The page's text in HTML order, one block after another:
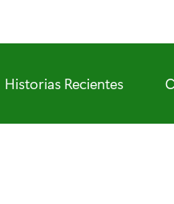
Historias Recientes